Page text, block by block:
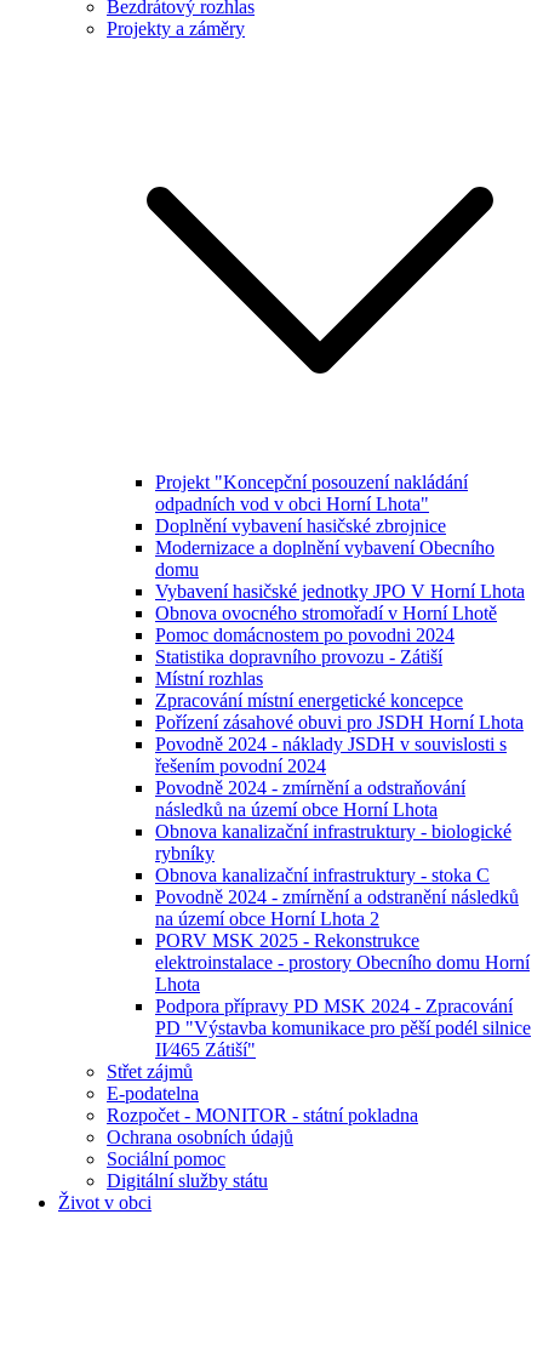
Bezdrátový rozhlas
Projekty a záměry
Projekt "Koncepční posouzení nakládání
odpadních vod v obci Horní Lhota"
Doplnění vybavení hasičské zbrojnice
Modernizace a doplnění vybavení Obecního
domu
Vybavení hasičské jednotky JPO V Horní Lhota
Obnova ovocného stromořadí v Horní Lhotě
Pomoc domácnostem po povodni 2024
Statistika dopravního provozu - Zátiší
Místní rozhlas
Zpracování místní energetické koncepce
Pořízení zásahové obuvi pro JSDH Horní Lhota
Povodně 2024 - náklady JSDH v souvislosti s
řešením povodní 2024
Povodně 2024 - zmírnění a odstraňování
následků na území obce Horní Lhota
Obnova kanalizační infrastruktury - biologické
rybníky
Obnova kanalizační infrastruktury - stoka C
Povodně 2024 - zmírnění a odstranění následků
na území obce Horní Lhota 2
PORV MSK 2025 - Rekonstrukce
elektroinstalace - prostory Obecního domu Horní
Lhota
Podpora přípravy PD MSK 2024 - Zpracování
PD "Výstavba komunikace pro pěší podél silnice
II⁄465 Zátiší"
Střet zájmů
E-podatelna
Rozpočet - MONITOR - státní pokladna
Ochrana osobních údajů
Sociální pomoc
Digitální služby státu
Život v obci